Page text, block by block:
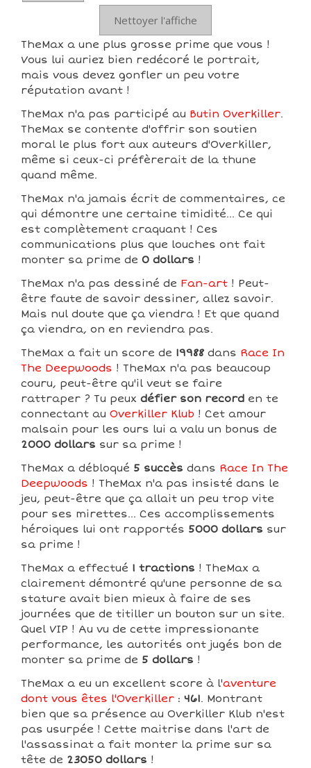
Nettoyer l'affiche
TheMax a une plus grosse prime que vous !
Vous lui auriez bien redécoré le portrait,
mais vous devez gonfler un peu votre
réputation avant !
TheMax n'a pas participé au Butin Overkiller.
TheMax se contente d'offrir son soutien
moral le plus fort aux auteurs d'Overkiller,
même si ceux-ci préfèrerait de la thune
quand même.
TheMax n'a jamais écrit de commentaires, ce
qui démontre une certaine timidité... Ce qui
est complètement craquant ! Ces
communications plus que louches ont fait
monter sa prime de 0 dollars !
TheMax n'a pas dessiné de Fan-art ! Peut-
être faute de savoir dessiner, allez savoir.
Mais nul doute que ça viendra ! Et que quand
ça viendra, on en reviendra pas.
TheMax a fait un score de 19988 dans Race In
The Deepwoods ! TheMax n'a pas beaucoup
couru, peut-être qu'il veut se faire
rattraper ? Tu peux défier son record en te
connectant au Overkiller Klub ! Cet amour
malsain pour les ours lui a valu un bonus de
2000 dollars sur sa prime !
TheMax a débloqué 5 succès dans Race In The
Deepwoods ! TheMax n'a pas insisté dans le
jeu, peut-être que ça allait un peu trop vite
pour ses mirettes... Ces accomplissements
héroiques lui ont rapportés 5000 dollars sur
sa prime !
TheMax a effectué 1 tractions ! TheMax a
clairement démontré qu'une personne de sa
stature avait bien mieux à faire de ses
journées que de titiller un bouton sur un site.
Quel VIP ! Au vu de cette impressionante
performance, les autorités ont jugés bon de
monter sa prime de 5 dollars !
TheMax a eu un excellent score à l'aventure
dont vous êtes l'Overkiller : 461. Montrant
bien que sa présence au Overkiller Klub n'est
pas usurpée ! Cette maitrise dans l'art de
l'assassinat a fait monter la prime sur sa
tête de 23050 dollars !